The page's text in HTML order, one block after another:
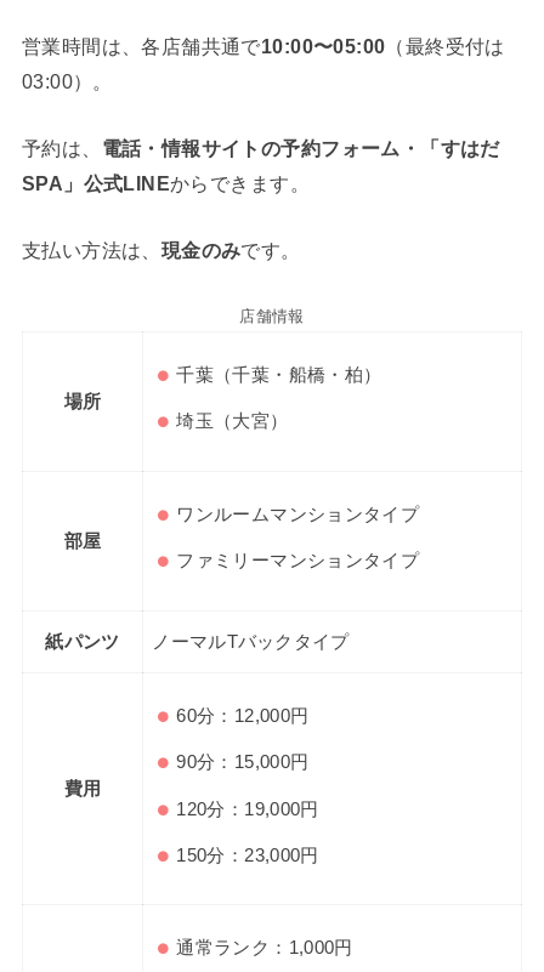
営業時間は、各店舗共通で10:00〜05:00 （最終受付は
03:00）。
予約は、 電話・情報サイトの予約フォーム・「すはだ
SPA」公式LINEからできます。
支払い方法は、 現金のみです。
店舗情報
場所
千葉（千葉・船橋・柏）
埼玉（大宮）
部屋
ワンルームマンションタイプ
ファミリーマンションタイプ
紙パンツ ノーマルTバックタイプ
費用
60分：12,000円
90分：15,000円
120分：19,000円
150分：23,000円
通常ランク：1,000円